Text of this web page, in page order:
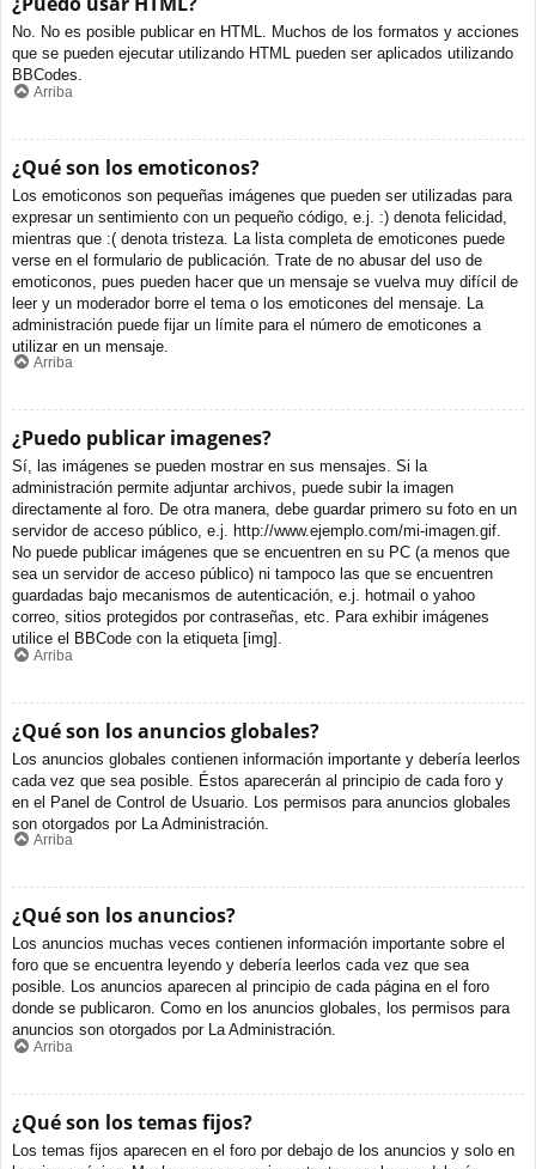
No. No es posible publicar en HTML. Muchos de los formatos y acciones
que se pueden ejecutar utilizando HTML pueden ser aplicados utilizando
BBCodes.
Arriba
¿Qué son los emoticonos?
Los emoticonos son pequeñas imágenes que pueden ser utilizadas para
expresar un sentimiento con un pequeño código, e.j. :) denota felicidad,
mientras que :( denota tristeza. La lista completa de emoticones puede
verse en el formulario de publicación. Trate de no abusar del uso de
emoticonos, pues pueden hacer que un mensaje se vuelva muy difícil de
leer y un moderador borre el tema o los emoticones del mensaje. La
administración puede fijar un límite para el número de emoticones a
utilizar en un mensaje.
Arriba
¿Puedo publicar imagenes?
Sí, las imágenes se pueden mostrar en sus mensajes. Si la
administración permite adjuntar archivos, puede subir la imagen
directamente al foro. De otra manera, debe guardar primero su foto en un
servidor de acceso público, e.j. http://www.ejemplo.com/mi-imagen.gif.
No puede publicar imágenes que se encuentren en su PC (a menos que
sea un servidor de acceso público) ni tampoco las que se encuentren
guardadas bajo mecanismos de autenticación, e.j. hotmail o yahoo
correo, sitios protegidos por contraseñas, etc. Para exhibir imágenes
utilice el BBCode con la etiqueta [img].
Arriba
¿Qué son los anuncios globales?
Los anuncios globales contienen información importante y debería leerlos
cada vez que sea posible. Éstos aparecerán al principio de cada foro y
en el Panel de Control de Usuario. Los permisos para anuncios globales
son otorgados por La Administración.
Arriba
¿Qué son los anuncios?
Los anuncios muchas veces contienen información importante sobre el
foro que se encuentra leyendo y debería leerlos cada vez que sea
posible. Los anuncios aparecen al principio de cada página en el foro
donde se publicaron. Como en los anuncios globales, los permisos para
anuncios son otorgados por La Administración.
Arriba
¿Qué son los temas fijos?
Los temas fijos aparecen en el foro por debajo de los anuncios y solo en